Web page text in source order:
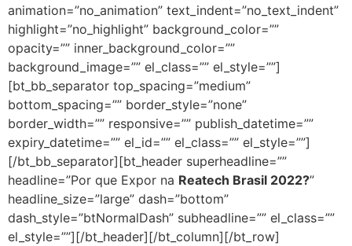
animation=”no_animation” text_indent=”no_text_indent”
highlight=”no_highlight” background_color=””
opacity=”” inner_background_color=””
background_image=”” el_class=”” el_style=””]
[bt_bb_separator top_spacing=”medium”
bottom_spacing=”” border_style=”none”
border_width=”” responsive=”” publish_datetime=””
expiry_datetime=”” el_id=”” el_class=”” el_style=””]
[/bt_bb_separator][bt_header superheadline=””
headline=”Por que Expor na Reatech Brasil 2022?”
headline_size=”large” dash=”bottom”
dash_style=”btNormalDash” subheadline=”” el_class=””
el_style=””][/bt_header][/bt_column][/bt_row]